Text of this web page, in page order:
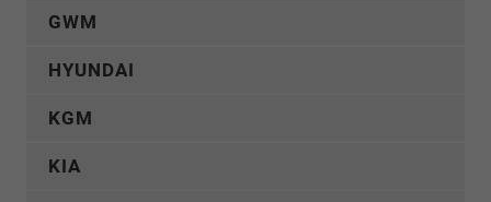
GWM
HYUNDAI
KGM
KIA